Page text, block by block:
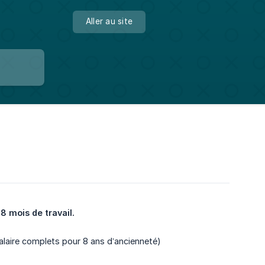
Aller au site
mois de travail.
complets pour 8 ans d’ancienneté)